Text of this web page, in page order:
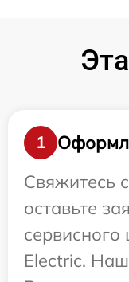
1
Свяжитесь
оставьте
сервисного
Electric.